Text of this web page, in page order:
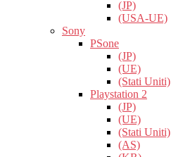
(JP)
(USA-UE)
Sony
PSone
(JP)
(UE)
(Stati Uniti)
Playstation 2
(JP)
(UE)
(Stati Uniti)
(AS)